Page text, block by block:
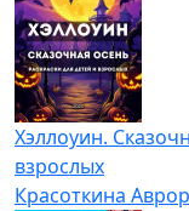
Хэллоуин.
взрослых
Красоткина